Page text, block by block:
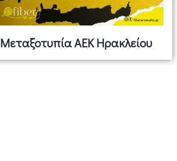
Μεταξοτυπία ΑΕΚ Ηρακλείου